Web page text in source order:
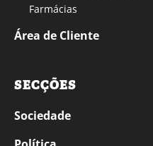
Farmácias
Área de Cliente
SECÇÕES
Sociedade